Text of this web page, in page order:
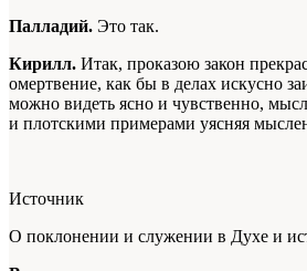
Палладий. Это так.
Кирилл. Итак, проказою закон
омертвение, как бы в делах искусно
можно видеть ясно и чувственно,
и плотскими примерами уясняя
Источник
О поклонении и служении в Духе и